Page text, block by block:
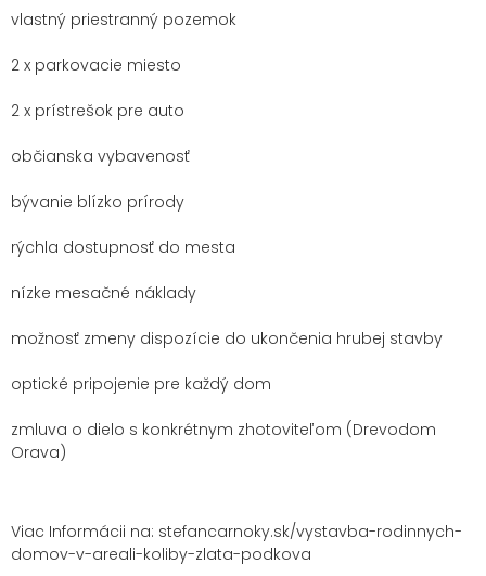
vlastný priestranný pozemok
2 x parkovacie miesto
2 x prístrešok pre auto
občianska vybavenosť
bývanie blízko prírody
rýchla dostupnosť do mesta
nízke mesačné náklady
možnosť zmeny dispozície do ukončenia hrubej stavby
optické pripojenie pre každý dom
zmluva o dielo s konkrétnym zhotoviteľom (Drevodom
Orava)
Viac Informácii na: stefancarnoky.sk/vystavba-rodinnych-
domov-v-areali-koliby-zlata-podkova